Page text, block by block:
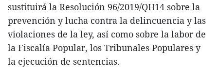
sustituirá la Resolución 96/2019/QH14 sobre la
prevención y lucha contra la delincuencia y las
violaciones de la ley, así como sobre la labor de
la Fiscalía Popular, los Tribunales Populares y
la ejecución de sentencias.